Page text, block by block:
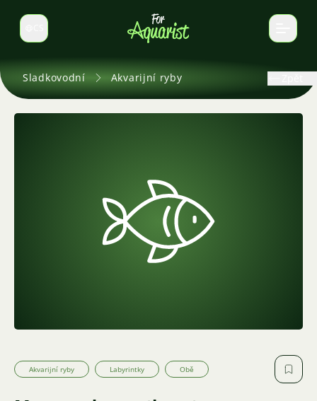
Select language
Sladkovodní Akvarijní ryby
Akvarijní ryby Labyrintky Obě